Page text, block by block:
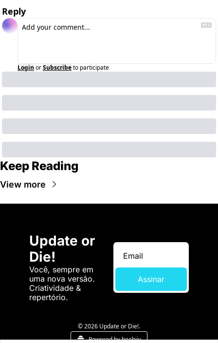
Reply
Login orSubscribeto participate
Keep Reading
View more
Update or
Die!
Você, sempre em
uma nova versão.
Criatividade &
repertório.
Assinar
© 2026 Update or Die!.
Powered by beehiiv